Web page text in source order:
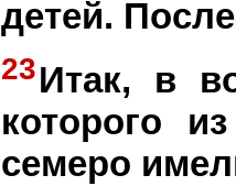
детей.
23Итак, в
которого
семеро